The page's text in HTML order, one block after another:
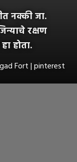
नक्की जा.
रक्षण
होता.
Fort | pinterest